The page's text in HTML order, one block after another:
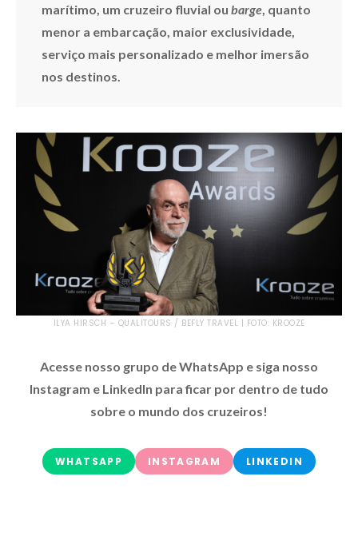
marítimo, um cruzeiro fluvial ou barge , quanto
menor a embarcação, maior exclusividade,
serviço mais personalizado e melhor imersão
nos destinos.
ILYA HIRSCH – QUALITOURS / BEFLY TRAVEL | FOTO: KROOZE
Acesse nosso grupo de WhatsApp e siga nosso
Instagram e LinkedIn para ficar por dentro de tudo
sobre o mundo dos cruzeiros!
WHATSAPP INSTAGRAM LINKEDIN